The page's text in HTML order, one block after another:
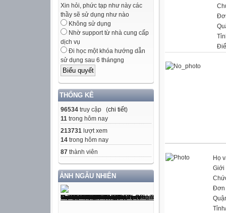
Xin hỏi, phức tạp như này các
thầy sẽ sử dụng như nào
Không sử dụng
Nhờ support từ nhà cung cấp
dịch vụ
Đi học một khóa hướng dẫn
sử dụng sau 6 thángng
THỐNG KÊ
96534 truy cập (chi tiết)
11 trong hôm nay
213731 lượt xem
14 trong hôm nay
87 thành viên
ẢNH NGẪU NHIÊN
Họ
Giới
Đơn